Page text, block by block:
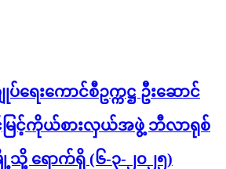
ရေးကောင်စီဥက္ကဋ္ဌ ဦးဆောင်
ြင့်ကိုယ်စားလှယ်အဖွဲ့ ဘီလာရုစ်
သို့ ရောက်ရှိ (၆-၃-၂၀၂၅)